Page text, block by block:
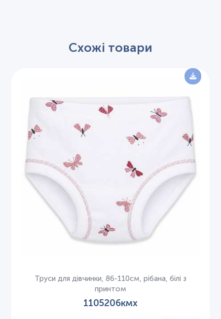
Схожі товари
Труси для дівчинки, 86-110см, рібана, білі з
принтом
1105206кмх